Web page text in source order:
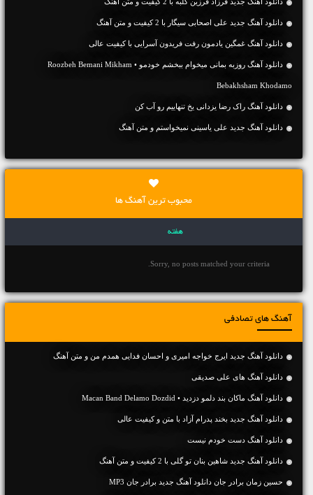
دانلود آهنگ جديد علی اصحابی سیگار با 2 کیفیت و متن آهنگ
دانلود آهنگ غمگین یادمون رفت فریدون آسرایی با کیفیت عالی
دانلود آهنگ روزبه بمانی میخوام ببخشم خودمو • Roozbeh Bemani Mikham
Bebakhsham Khodamo
دانلود آهنگ راک رضا یزدانی یخ تنهاییم رو آب کن
دانلود آهنگ جديد علی یاسینی نمیخواستم و متن آهنگ
محبوب ترین آهنگ ها
هفته
Sorry, no posts matched your criteria.
آهنگ های تصادفی
دانلود آهنگ جديد ایرج خواجه امیری و احسان فدایی همدم من و متن آهنگ
دانلود آهنگ های علی صدیقی
دانلود آهنگ ماکان بند دلمو دزدید • Macan Band Delamo Dozdid
دانلود آهنگ جديد بخند پدرام آزاد با متن و کیفیت عالی
دانلود آهنگ دست خودم نیست
دانلود آهنگ جديد شاهین بنان تو گلی با 2 کیفیت و متن آهنگ
حسین زمان برادر جان دانلود آهنگ جدید برادر جان MP3